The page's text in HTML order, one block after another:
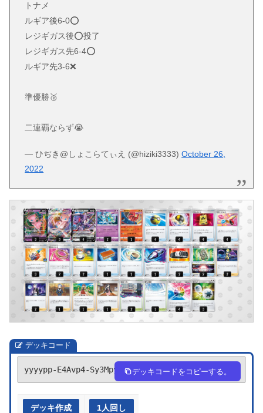
トナメ
ルギア後6-0⭕️
レジギガス後⭕️投了
レジギガス先6-4⭕️
ルギア先3-6❌
準優勝🥈
二連覇ならず😭
— ひぢき@しょこらてぃえ (@hiziki3333)October 26,
2022
デッキコード
yyyypp-E4Avp4-Sy3Mpy デッキコードをコピーする。
デッキ作成 1人回し